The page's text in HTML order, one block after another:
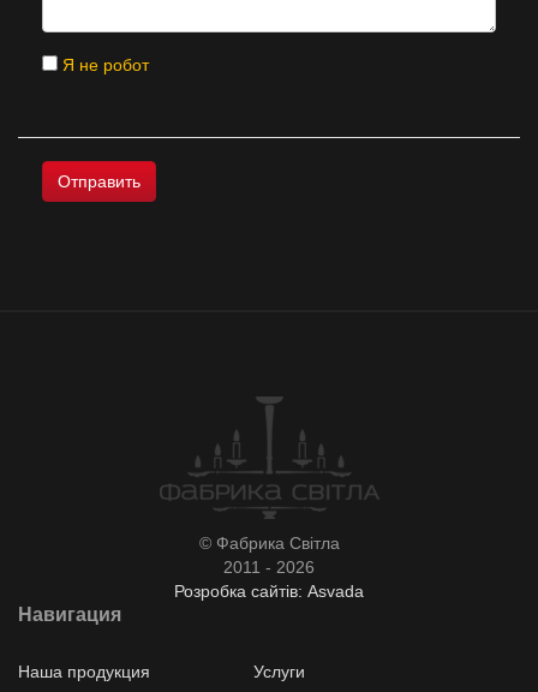
Я не робот
© Фабрика Світла
2011 - 2026
Розробка сайтів: Asvada
Навигация
Наша продукция Услуги